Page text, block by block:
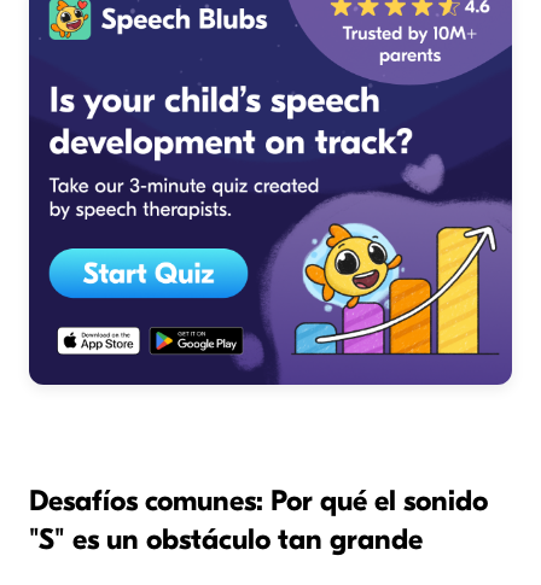
Desafíos comunes: Por qué el sonido
"S" es un obstáculo tan grande